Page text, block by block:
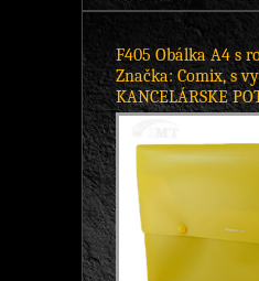
F405 Obálka A4 s
Značka: Comix, s
KANCELÁRSKE